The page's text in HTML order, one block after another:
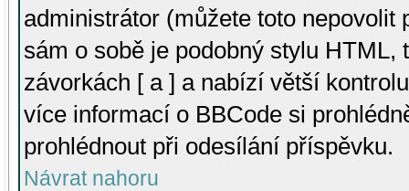
administrátor (můžete toto
sám o sobě je podobný stylu HTML,
závorkách [ a ] a nabízí větší
více informací o BBCode si
prohlédnout při odesílání příspěvku.
Návrat nahoru